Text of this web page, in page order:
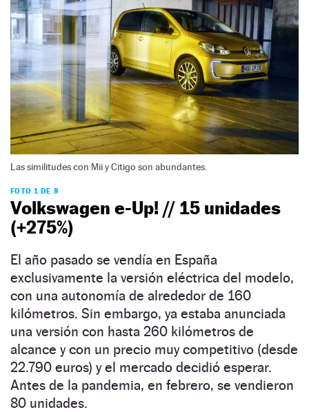
Las similitudes con Mii y Citigo son abundantes.
FOTO 1 DE 8
Volkswagen e-Up! // 15 unidades
(+275%)
El año pasado se vendía en España
exclusivamente la versión eléctrica del modelo,
con una autonomía de alrededor de 160
kilómetros. Sin embargo, ya estaba anunciada
una versión con hasta 260 kilómetros de
alcance y con un precio muy competitivo (desde
22.790 euros) y el mercado decidió esperar.
Antes de la pandemia, en febrero, se vendieron
80 unidades.